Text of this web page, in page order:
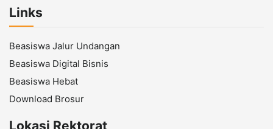
Links
Beasiswa Jalur Undangan
Beasiswa Digital Bisnis
Beasiswa Hebat
Download Brosur
Lokasi Rektorat